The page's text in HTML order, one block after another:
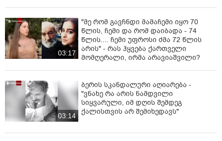
03:17
"მე რომ გავჩნდი მამაჩემი იყო 70
წლის, ჩემი და რომ დაიბადა - 74
წლის.... ჩემი უფროსი ძმა 72 წლის
არის" - რას ჰყვება ქართველი
მომღერალი, ირმა არავიაშვილი?
03:14
ბერის სკანდალური აღიარება -
"ვნახე რა არის ნამდვილი
სიყვარული, იმ დღის შემდეგ
ქალისთვის არ შემიხედავს"